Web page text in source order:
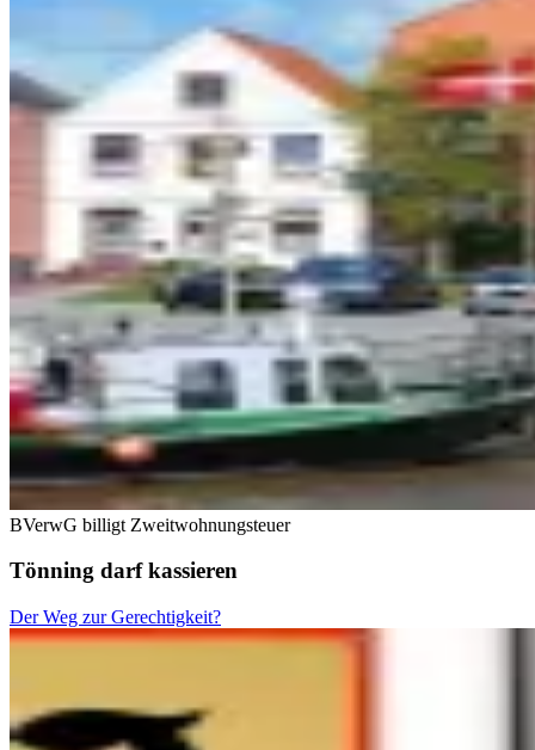
BVerwG billigt Zweitwohnungsteuer
Tönning darf kassieren
Der Weg zur Gerechtigkeit?